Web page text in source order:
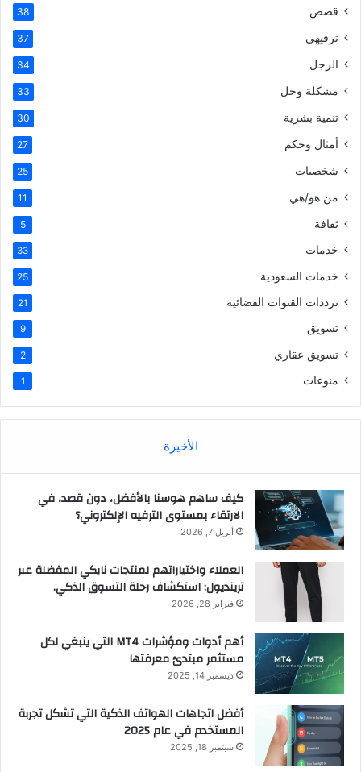
قصص 38
ترفيهي 37
الرجل 34
مشكلة وحل 33
تنمية بشرية 30
أمثال وحكم 27
شخصيات 25
من هو/هي 11
ثقافة 5
خدمات 33
خدمات السعودية 25
ترددات القنوات الفضائية 21
تسويق 9
تسويق عقاري 2
منوعات 1
الأخيرة
كيف ساهم هوسنا بالأفضل، دون قصد، في
الارتقاء بمستوى الترفيه الإلكتروني؟
أبريل 7, 2026
العملاء واختياراتهم لمنتجات نايكي المفضلة عبر
ترينديول: استكشاف رحلة التسوق الذكي.
فبراير 28, 2026
أهم أدوات ومؤشرات MT4 التي ينبغي لكل
مستثمر مبتدئ معرفتها
ديسمبر 14, 2025
أفضل اتجاهات الهواتف الذكية التي تشكل تجربة
المستخدم في عام 2025
سبتمبر 18, 2025